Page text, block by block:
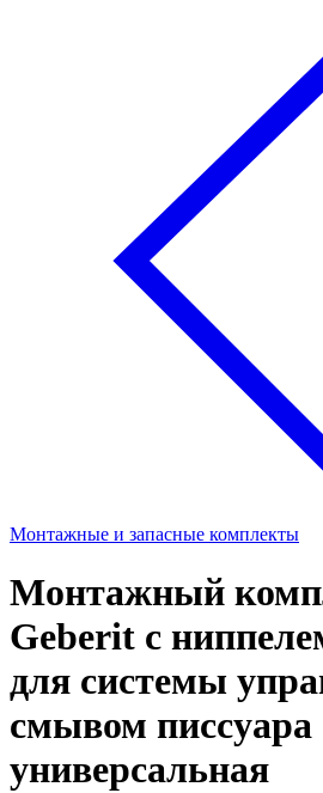
Монтажные и запасные комплекты
Монтажный
Geberit с
для системы
смывом писсуара
универсальная